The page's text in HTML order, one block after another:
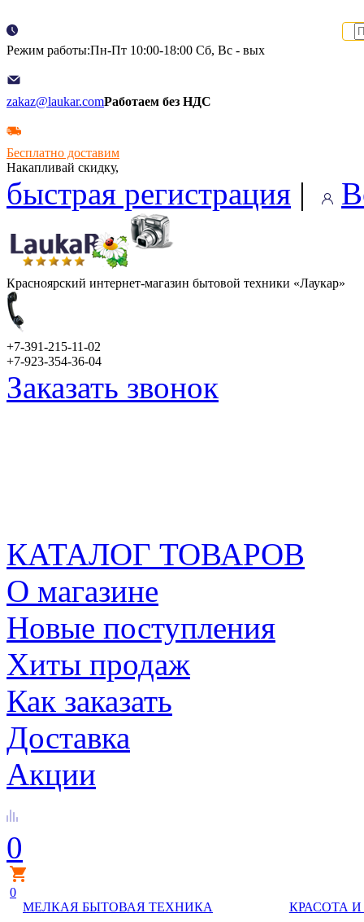
Режим работы:Пн-Пт 10:00-18:00 Сб, Вс - вых
zakaz@laukar.comРаботаем без НДС
Бесплатно доставим
Накапливай скидку,
быстрая регистрация |
Красноярский интернет-магазин бытовой техники «Лаукар»
+7-391-215-11-02
+7-923-354-36-04
Заказать звонок
КАТАЛОГ ТОВАРОВ
О магазине
Новые поступления
Хиты продаж
Как заказать
Доставка
Акции
0
0
МЕЛКАЯ БЫТОВАЯ ТЕХНИКА
КРАСОТА И